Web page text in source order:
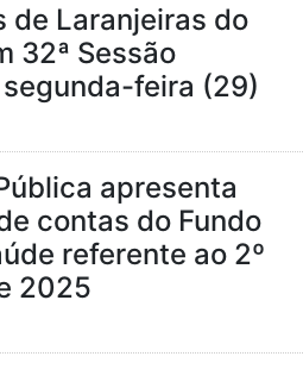
de Laranjeiras do
32ª Sessão
feira (29)
apresenta
contas do Fundo
referente ao 2º
2025